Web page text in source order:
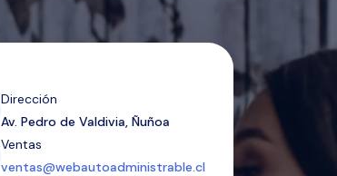
Dirección
Av. Pedro de Valdivia, Ñuñoa
Ventas
ventas@webautoadministrable.cl